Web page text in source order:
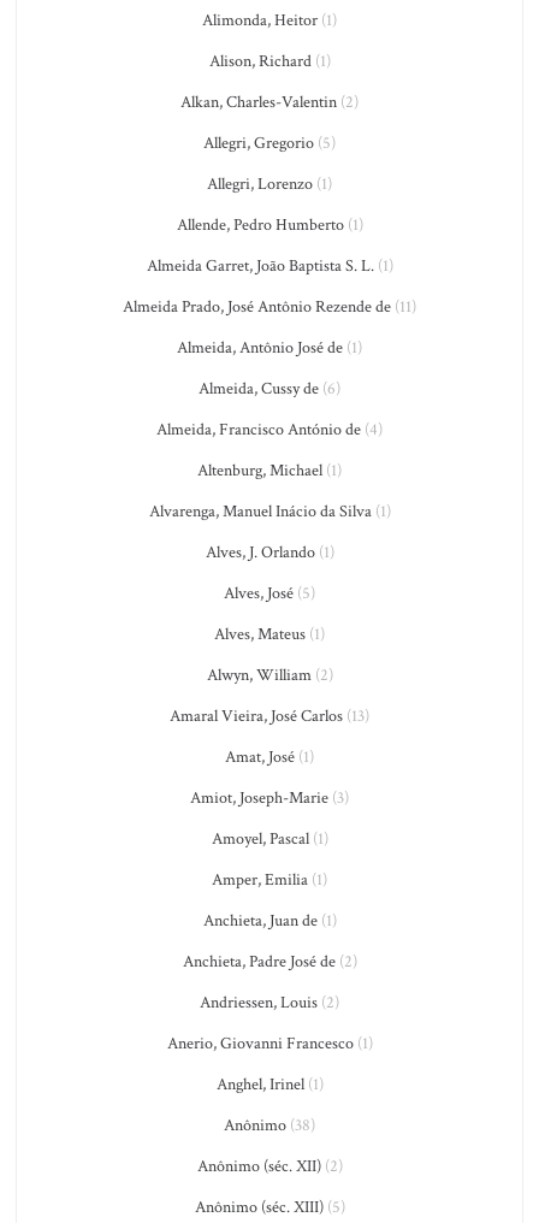
Alimonda, Heitor (1)
Alison, Richard(1)
Alkan, Charles-Valentin (2)
Allegri, Gregorio (5)
Allegri, Lorenzo (1)
Allende, Pedro Humberto(1)
Almeida Garret, João Baptista S. L.(1)
Almeida Prado, José Antônio Rezende de (11)
Almeida, Antônio José de (1)
Almeida, Cussy de (6)
Almeida, Francisco António de (4)
Altenburg, Michael (1)
Alvarenga, Manuel Inácio da Silva(1)
Alves, J. Orlando(1)
Alves, José (5)
Alves, Mateus (1)
Alwyn, William(2)
Amaral Vieira, José Carlos (13)
Amat, José (1)
Amiot, Joseph-Marie (3)
Amoyel, Pascal(1)
Amper, Emilia (1)
Anchieta, Juan de(1)
Anchieta, Padre José de(2)
Andriessen, Louis (2)
Anerio, Giovanni Francesco(1)
Anghel, Irinel(1)
Anônimo (38)
Anônimo (séc. XII)(2)
Anônimo (séc. XIII)(5)